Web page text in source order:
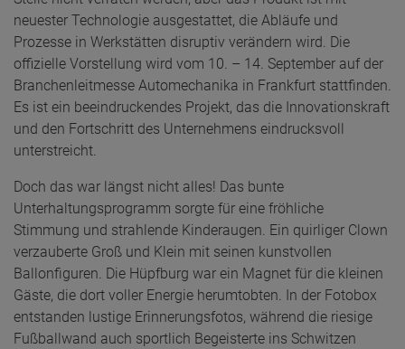
neuester Technologie ausgestattet, die Abläufe und
Prozesse in Werkstätten disruptiv verändern wird. Die
offizielle Vorstellung wird vom 10. – 14. September auf der
Branchenleitmesse Automechanika in Frankfurt stattfinden.
Es ist ein beeindruckendes Projekt, das die Innovationskraft
und den Fortschritt des Unternehmens eindrucksvoll
unterstreicht.
Doch das war längst nicht alles! Das bunte
Unterhaltungsprogramm sorgte für eine fröhliche
Stimmung und strahlende Kinderaugen. Ein quirliger Clown
verzauberte Groß und Klein mit seinen kunstvollen
Ballonfiguren. Die Hüpfburg war ein Magnet für die kleinen
Gäste, die dort voller Energie herumtobten. In der Fotobox
entstanden lustige Erinnerungsfotos, während die riesige
Fußballwand auch sportlich Begeisterte ins Schwitzen